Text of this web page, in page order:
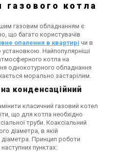
газового котла
газовим обладнанням є
що багато користувачів
опалення в квартирі чи в
Найпопулярніші
котла на
однокотурного обладнання
морально застарілим.
конденсаційний
класичний газовий котел
що для котла необхідно
труби. Коаксіальний
діаметра, в якій
Принцип роботи
пунктах: